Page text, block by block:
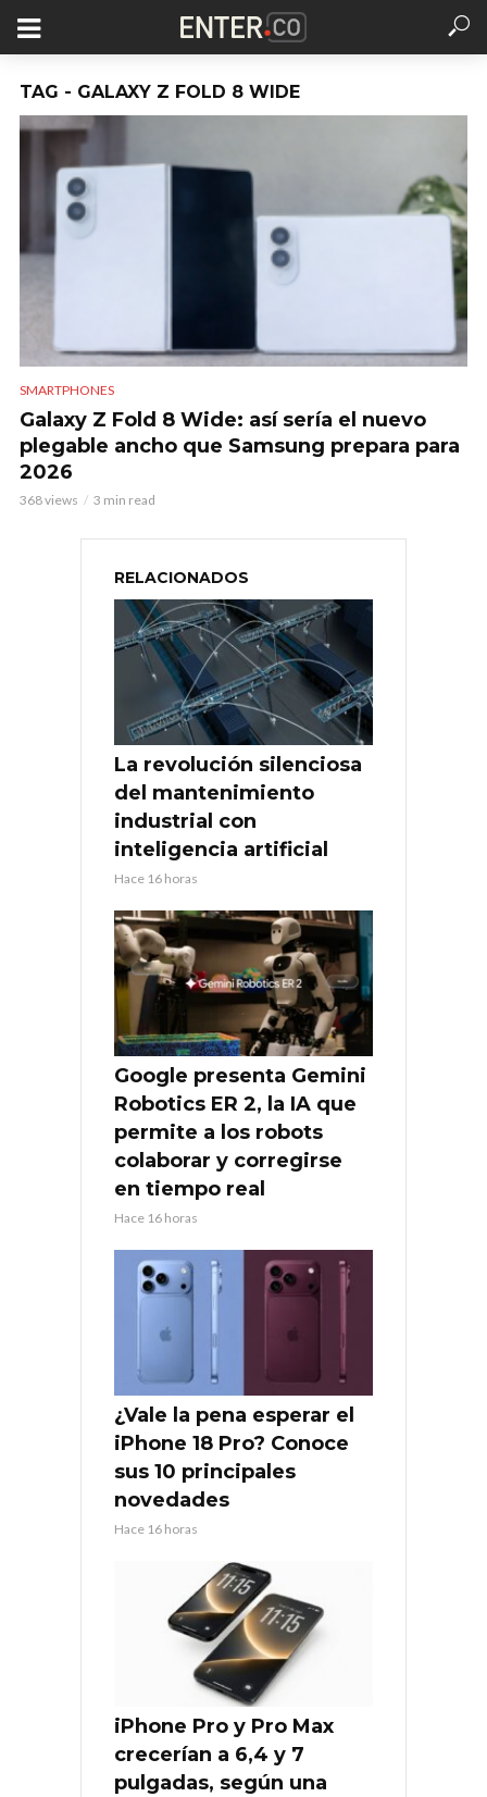
TAG - GALAXY Z FOLD 8 WIDE
SMARTPHONES
Galaxy Z Fold 8 Wide: así sería el nuevo
plegable ancho que Samsung prepara para
2026
368 views 3 min read
RELACIONADOS
La revolución silenciosa
del mantenimiento
industrial con
inteligencia artificial
Hace 16 horas
Google presenta Gemini
Robotics ER 2, la IA que
permite a los robots
colaborar y corregirse
en tiempo real
Hace 16 horas
¿Vale la pena esperar el
iPhone 18 Pro? Conoce
sus 10 principales
novedades
Hace 16 horas
iPhone Pro y Pro Max
crecerían a 6,4 y 7
pulgadas, según una